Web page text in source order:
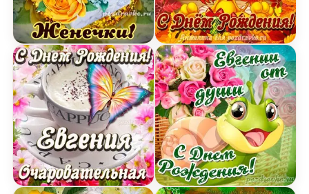
Открытка для милой Евгении с подарком и
Открытка очаровательной Евгении с Днем
Открытка лапочке
Открытка Евгении от